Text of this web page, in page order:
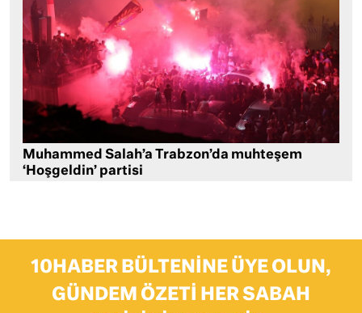
Muhammed Salah’a Trabzon’da muhteşem
‘Hoşgeldin’ partisi
10HABER BÜLTENINE ÜYE OLUN,
GÜNDEM ÖZETI HER SABAH